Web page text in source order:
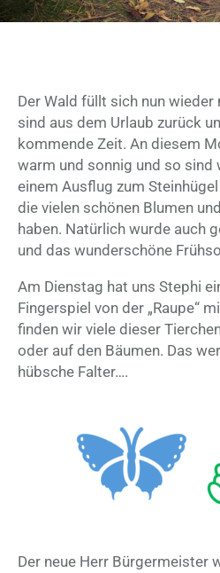
Der Wald füllt sich nun wieder
sind aus dem Urlaub zurück
kommende Zeit. An diesem
warm und sonnig und so sind
einem Ausflug zum
die vielen schönen Blumen
haben. Natürlich wurde auch
und das wunderschöne
Am Dienstag hat uns Stephi
Fingerspiel von der „Raupe“
finden wir viele dieser
oder auf den Bäumen. Das
hübsche Falter….
Der neue Herr Bürgermeister